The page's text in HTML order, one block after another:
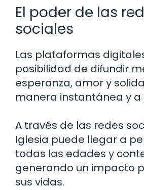
El poder de las
sociales
Las plataformas
posibilidad de difundir
esperanza, amor y
manera instantánea y a
A través de las redes
Iglesia puede llegar a
todas las edades y
generando un impacto
sus vidas.